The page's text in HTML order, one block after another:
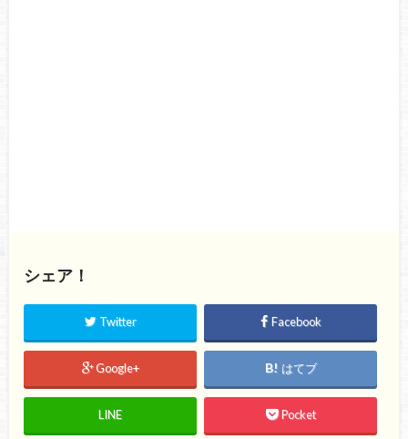
シェア！
Twitter Facebook
Google+ はてブ
LINE Pocket